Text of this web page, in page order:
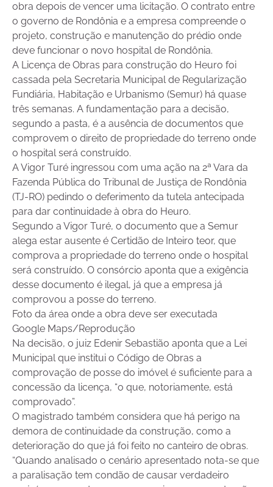
obra depois de vencer uma licitação. O contrato entre
o governo de Rondônia e a empresa compreende o
projeto, construção e manutenção do prédio onde
deve funcionar o novo hospital de Rondônia.
A Licença de Obras para construção do Heuro foi
cassada pela Secretaria Municipal de Regularização
Fundiária, Habitação e Urbanismo (Semur) há quase
três semanas. A fundamentação para a decisão,
segundo a pasta, é a ausência de documentos que
comprovem o direito de propriedade do terreno onde
o hospital será construído.
A Vigor Turé ingressou com uma ação na 2ª Vara da
Fazenda Pública do Tribunal de Justiça de Rondônia
(TJ-RO) pedindo o deferimento da tutela antecipada
para dar continuidade à obra do Heuro.
Segundo a Vigor Turé, o documento que a Semur
alega estar ausente é Certidão de Inteiro teor, que
comprova a propriedade do terreno onde o hospital
será construído. O consórcio aponta que a exigência
desse documento é ilegal, já que a empresa já
comprovou a posse do terreno.
Foto da área onde a obra deve ser executada
Google Maps/Reprodução
Na decisão, o juiz Edenir Sebastião aponta que a Lei
Municipal que institui o Código de Obras a
comprovação de posse do imóvel é suficiente para a
concessão da licença, “o que, notoriamente, está
comprovado”.
O magistrado também considera que há perigo na
demora de continuidade da construção, como a
deterioração do que já foi feito no canteiro de obras.
“Quando analisado o cenário apresentado nota-se que
a paralisação tem condão de causar verdadeiro